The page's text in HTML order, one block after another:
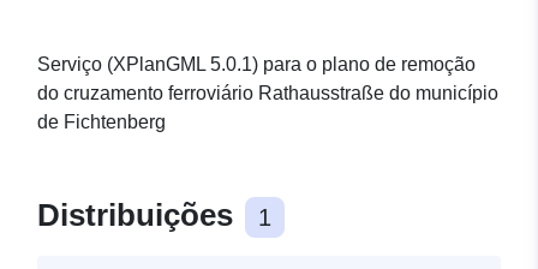
Serviço (XPlanGML 5.0.1) para o plano de remoção
do cruzamento ferroviário Rathausstraße do município
de Fichtenberg
Distribuições 1